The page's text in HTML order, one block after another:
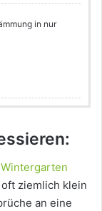
in nur
ziemlich klein
an eine